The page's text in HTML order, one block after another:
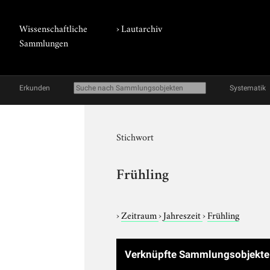
Wissenschaftliche
Sammlungen
›Lautarchiv
Erkunden Systematik
Stichwort
Frühling
›Zeitraum›Jahreszeit›Frühling
Verknüpfte Sammlungsobjekte